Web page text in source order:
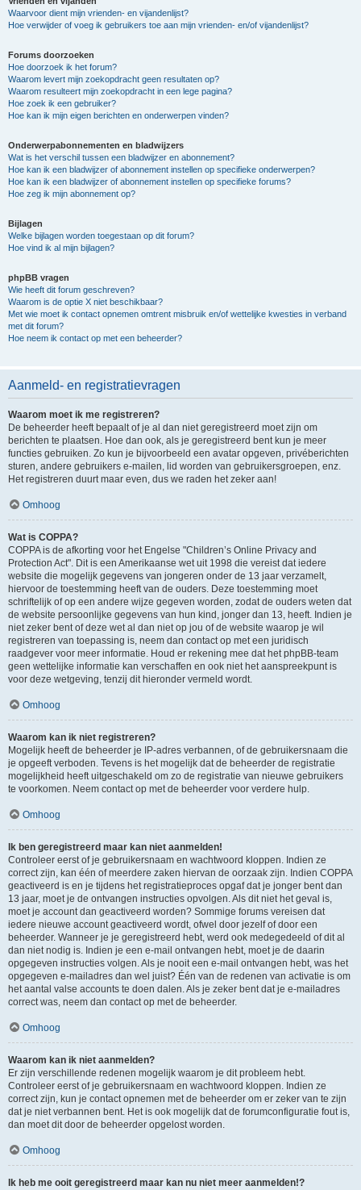
Waarvoor dient mijn vrienden- en vijandenlijst?
Hoe verwijder of voeg ik gebruikers toe aan mijn vrienden- en/of vijandenlijst?
Forums doorzoeken
Hoe doorzoek ik het forum?
Waarom levert mijn zoekopdracht geen resultaten op?
Waarom resulteert mijn zoekopdracht in een lege pagina?
Hoe zoek ik een gebruiker?
Hoe kan ik mijn eigen berichten en onderwerpen vinden?
Onderwerpabonnementen en bladwijzers
Wat is het verschil tussen een bladwijzer en abonnement?
Hoe kan ik een bladwijzer of abonnement instellen op specifieke onderwerpen?
Hoe kan ik een bladwijzer of abonnement instellen op specifieke forums?
Hoe zeg ik mijn abonnement op?
Bijlagen
Welke bijlagen worden toegestaan op dit forum?
Hoe vind ik al mijn bijlagen?
phpBB vragen
Wie heeft dit forum geschreven?
Waarom is de optie X niet beschikbaar?
Met wie moet ik contact opnemen omtrent misbruik en/of wettelijke kwesties in verband
met dit forum?
Hoe neem ik contact op met een beheerder?
Aanmeld- en registratievragen
Waarom moet ik me registreren?
De beheerder heeft bepaalt of je al dan niet geregistreerd moet zijn om
berichten te plaatsen. Hoe dan ook, als je geregistreerd bent kun je meer
functies gebruiken. Zo kun je bijvoorbeeld een avatar opgeven, privéberichten
sturen, andere gebruikers e-mailen, lid worden van gebruikersgroepen, enz.
Het registreren duurt maar even, dus we raden het zeker aan!
Omhoog
Wat is COPPA?
COPPA is de afkorting voor het Engelse "Children’s Online Privacy and
Protection Act". Dit is een Amerikaanse wet uit 1998 die vereist dat iedere
website die mogelijk gegevens van jongeren onder de 13 jaar verzamelt,
hiervoor de toestemming heeft van de ouders. Deze toestemming moet
schriftelijk of op een andere wijze gegeven worden, zodat de ouders weten dat
de website persoonlijke gegevens van hun kind, jonger dan 13, heeft. Indien je
niet zeker bent of deze wet al dan niet op jou of de website waarop je wil
registreren van toepassing is, neem dan contact op met een juridisch
raadgever voor meer informatie. Houd er rekening mee dat het phpBB-team
geen wettelijke informatie kan verschaffen en ook niet het aanspreekpunt is
voor deze wetgeving, tenzij dit hieronder vermeld wordt.
Omhoog
Waarom kan ik niet registreren?
Mogelijk heeft de beheerder je IP-adres verbannen, of de gebruikersnaam die
je opgeeft verboden. Tevens is het mogelijk dat de beheerder de registratie
mogelijkheid heeft uitgeschakeld om zo de registratie van nieuwe gebruikers
te voorkomen. Neem contact op met de beheerder voor verdere hulp.
Omhoog
Ik ben geregistreerd maar kan niet aanmelden!
Controleer eerst of je gebruikersnaam en wachtwoord kloppen. Indien ze
correct zijn, kan één of meerdere zaken hiervan de oorzaak zijn. Indien COPPA
geactiveerd is en je tijdens het registratieproces opgaf dat je jonger bent dan
13 jaar, moet je de ontvangen instructies opvolgen. Als dit niet het geval is,
moet je account dan geactiveerd worden? Sommige forums vereisen dat
iedere nieuwe account geactiveerd wordt, ofwel door jezelf of door een
beheerder. Wanneer je je geregistreerd hebt, werd ook medegedeeld of dit al
dan niet nodig is. Indien je een e-mail ontvangen hebt, moet je de daarin
opgegeven instructies volgen. Als je nooit een e-mail ontvangen hebt, was het
opgegeven e-mailadres dan wel juist? Één van de redenen van activatie is om
het aantal valse accounts te doen dalen. Als je zeker bent dat je e-mailadres
correct was, neem dan contact op met de beheerder.
Omhoog
Waarom kan ik niet aanmelden?
Er zijn verschillende redenen mogelijk waarom je dit probleem hebt.
Controleer eerst of je gebruikersnaam en wachtwoord kloppen. Indien ze
correct zijn, kun je contact opnemen met de beheerder om er zeker van te zijn
dat je niet verbannen bent. Het is ook mogelijk dat de forumconfiguratie fout is,
dan moet dit door de beheerder opgelost worden.
Omhoog
Ik heb me ooit geregistreerd maar kan nu niet meer aanmelden!?